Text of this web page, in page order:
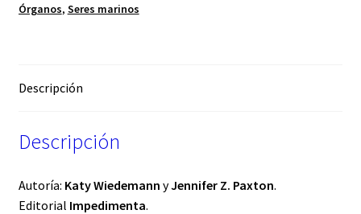
Órganos, Seres marinos
Descripción
Descripción
Autoría: Katy Wiedemann yJennifer Z. Paxton.
Editorial Impedimenta.